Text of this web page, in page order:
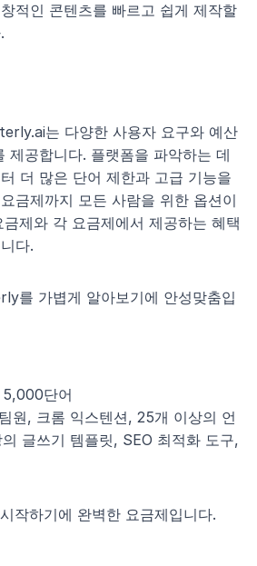
적인 콘텐츠를 빠르고 쉽게 제작할
는 다양한 사용자 요구와 예산
제공합니다. 플랫폼을 파악하는 데
더 많은 단어 제한과 고급 기능을
금제까지 모든 사람을 위한 옵션이
제와 각 요금제에서 제공하는 혜택
다.
를 가볍게 알아보기에 안성맞춤입
단어
원, 크롬 익스텐션, 25개 이상의 언
글쓰기 템플릿, SEO 최적화 도구,
시작하기에 완벽한 요금제입니다.